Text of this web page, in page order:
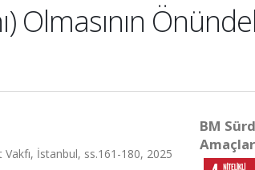
Olmasının
İstanbul, ss.161-180, 2025
BM